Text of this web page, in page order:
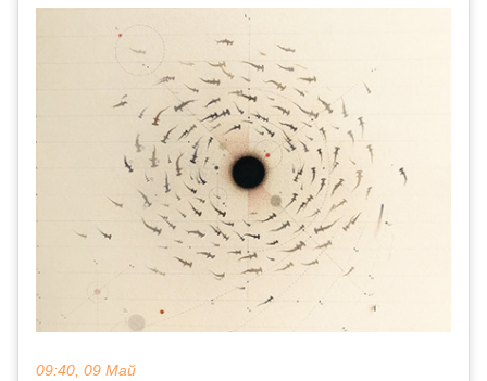
09:40, 09 Май